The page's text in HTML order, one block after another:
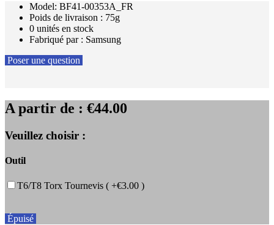
Model: BF41-00353A_FR
Poids de livraison : 75g
0 unités en stock
Fabriqué par : Samsung
Poser une question
A partir de : €44.00
Veuillez choisir :
Outil
T6/T8 Torx Tournevis ( +€3.00 )
Épuisé